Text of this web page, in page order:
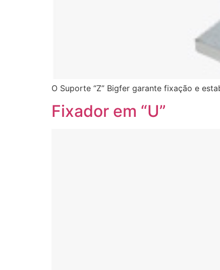
O Suporte “Z” Bigfer garante fixação e
Fixador em “U”